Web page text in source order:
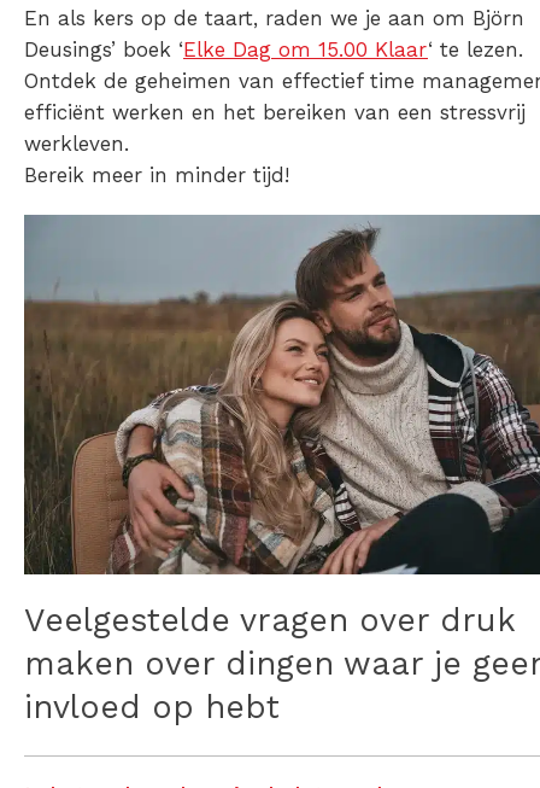
En als kers op de taart, raden we je aan om Björn
Deusings’ boek ‘Elke Dag om 15.00 Klaar‘ te lezen.
Ontdek de geheimen van effectief time
efficiënt werken en het bereiken van een stressvrij
werkleven.
Bereik meer in minder tijd!
Veelgestelde vragen over druk
maken over dingen waar je
invloed op hebt